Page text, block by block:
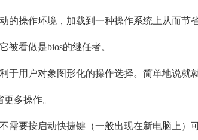
的操作环境，加载到一种操作系统上从而节
被看做是bios的继任者。
于用户对象图形化的操作选择。简单地说就
多操作。
需要按启动快捷键（一般出现在新电脑上）